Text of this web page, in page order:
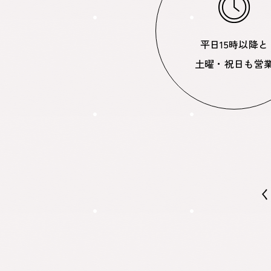
平日15時以降と
土曜・祝日も営